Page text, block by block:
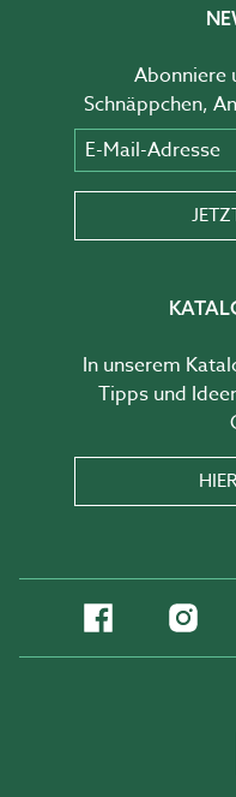
Abonniere
Schnäppchen,
E-Mail-Adresse
In unserem
Tipps und